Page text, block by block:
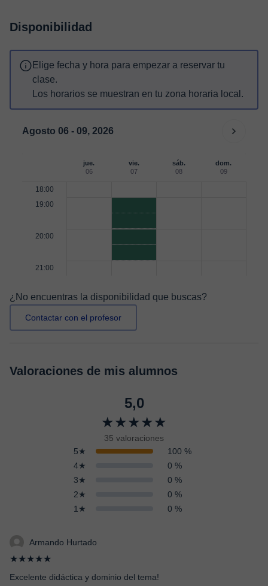
Disponibilidad
Elige fecha y hora para empezar a reservar tu
clase.
Los horarios se muestran en tu zona horaria local.
Agosto 06 - 09, 2026
jue.
06
vie.
07
sáb.
08
dom.
09
18:00
19:00
20:00
21:00
¿No encuentras la disponibilidad que buscas?
Contactar con el profesor
Valoraciones de mis alumnos
5,0
★★★★★
35 valoraciones
5★
100 %
4★
0 %
3★
0 %
2★
0 %
1★
0 %
Armando Hurtado
★★★★★
Excelente didáctica y dominio del tema!